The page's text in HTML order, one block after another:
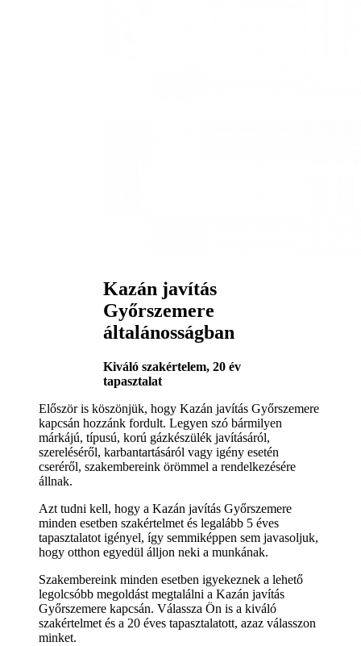
Kazán javítás
Győrszemere
általánosságban
Kiváló szakértelem, 20 év
tapasztalat
Először is köszönjük, hogy Kazán javítás Győrszemere
kapcsán hozzánk fordult. Legyen szó bármilyen
márkájú, típusú, korú gázkészülék javításáról,
szereléséről, karbantartásáról vagy igény esetén
cseréről, szakembereink örömmel a rendelkezésére
állnak.
Azt tudni kell, hogy a Kazán javítás Győrszemere
minden esetben szakértelmet és legalább 5 éves
tapasztalatot igényel, így semmiképpen sem javasoljuk,
hogy otthon egyedül álljon neki a munkának.
Szakembereink minden esetben igyekeznek a lehető
legolcsóbb megoldást megtalálni a Kazán javítás
Győrszemere kapcsán. Válassza Ön is a kiváló
szakértelmet és a 20 éves tapasztalatott, azaz válasszon
minket.